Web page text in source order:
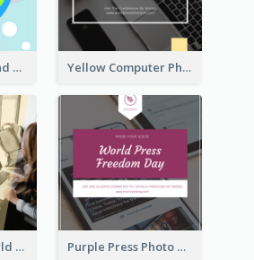
Green World Hand Hygiene Day Instagram Post Yellow Computer Photo World Press Freedom Day Instagram Post
Brown Photo World Press Freedom Day Instagram Post Purple Press Photo World Press Freedom Day Instagram Post